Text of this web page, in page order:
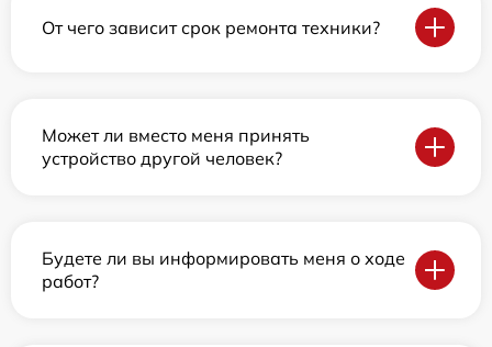
От чего зависит срок ремонта техники?
Может ли вместо меня принять
устройство другой человек?
Будете ли вы информировать меня о ходе
работ?